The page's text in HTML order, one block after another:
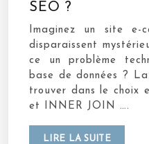
SEO ?
Imaginez un site e-
disparaissent
ce un problème
base de données ?
trouver dans le choix
et INNER JOIN ….
LIRE LA SUITE